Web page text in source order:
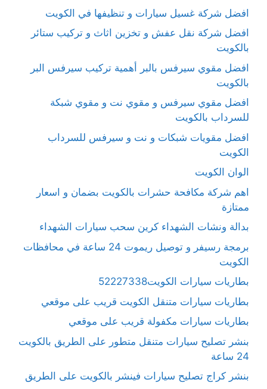
افضل شركة غسيل سيارات و تنظيفها في الكويت
افضل شركة نقل عفش و تخزين اثاث و تركيب ستائر
بالكويت
افضل مقوي سيرفس بالبر أهمية تركيب سيرفس البر
بالكويت
افضل مقوي سيرفس و مقوي نت و مقوي شبكة
للسرداب بالكويت
افضل مقويات شبكات و نت و سيرفس للسرداب
الكويت
الوان الكويت
اهم شركة مكافحة حشرات بالكويت بضمان و اسعار
ممتازة
بدالة ونشات الشهداء كرين سحب سيارات الشهداء
برمجة رسيفر و توصيل ريموت 24 ساعة في محافظات
الكويت
بطاريات سيارات الكويت52227338
بطاريات سيارات متنقل الكويت قريب على موقعي
بطاريات سيارات مكفولة قريب على موقعي
بنشر تصليح سيارات متنقل متطور على الطريق بالكويت
24 ساعة
بنشر كراج تصليح سيارات فينشر بالكويت على الطريق